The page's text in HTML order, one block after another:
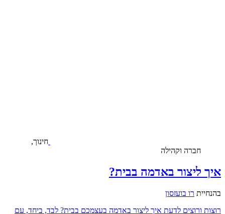
חינוך,
חברה וקהילה
איך ליצור באדמה בבית?
בהנחיית רו בועזסון
רוצות ורוצים לדעת איך ליצור באדמה בעצמכם בבית? לבד, ביחד, עם